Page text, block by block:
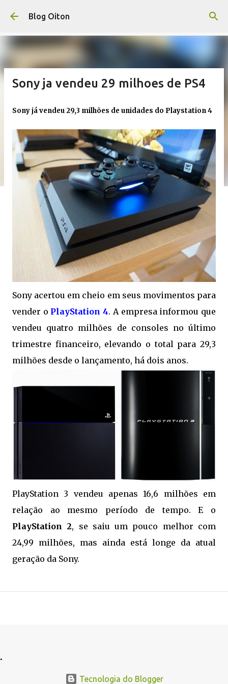
Pular para o conteúdo principal
Blog Oiton
Sony ja vendeu 29 milhoes de PS4
Sony já vendeu 29,3 milhões de unidades do Playstation 4
Sony acertou em cheio em seus movimentos para
vender o PlayStation 4. A empresa informou que
vendeu quatro milhões de consoles no último
trimestre financeiro, elevando o total para 29,3
milhões desde o lançamento, há dois anos.
PlayStation 3 vendeu apenas 16,6 milhões em
relação ao mesmo período de tempo. E o
PlayStation 2, se saiu um pouco melhor com
24,99 milhões, mas ainda está longe da atual
geração da Sony.
.
Tecnologia do Blogger